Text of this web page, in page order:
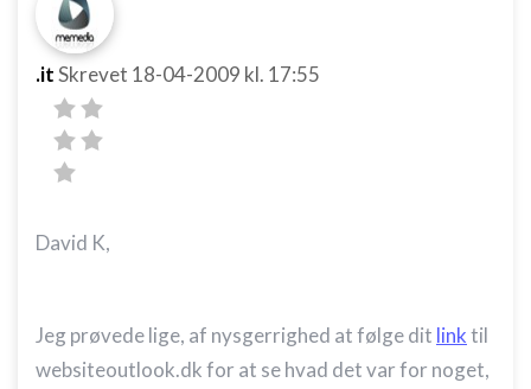
.itSkrevet 18-04-2009 kl. 17:55
David K,
Jeg prøvede lige, af nysgerrighed at følge dit linktil
websiteoutlook.dk for at se hvad det var for noget,